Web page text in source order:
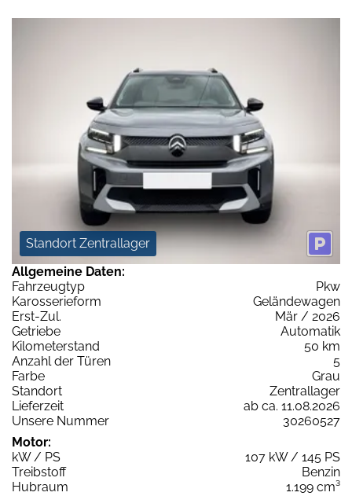
Standort Zentrallager
Allgemeine Daten:
Fahrzeugtyp
Pkw
Karosserieform
Geländewagen
Erst-Zul.
Mär / 2026
Getriebe
Automatik
Kilometerstand
50 km
Anzahl der Türen
5
Farbe
Grau
Standort
Zentrallager
Lieferzeit
ab ca. 11.08.2026
Unsere Nummer
30260527
Motor:
kW / PS
107 kW / 145 PS
Treibstoff
Benzin
Hubraum
1.199 cm³